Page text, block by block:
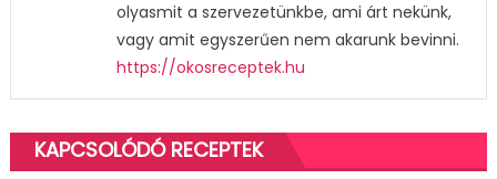
olyasmit a szervezetünkbe, ami árt nekünk,
vagy amit egyszerűen nem akarunk bevinni.
https://okosreceptek.hu
KAPCSOLÓDÓ RECEPTEK